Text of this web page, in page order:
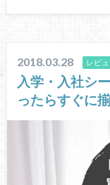
2018.03.28 レビ
入学・入社シ
ったらすぐに